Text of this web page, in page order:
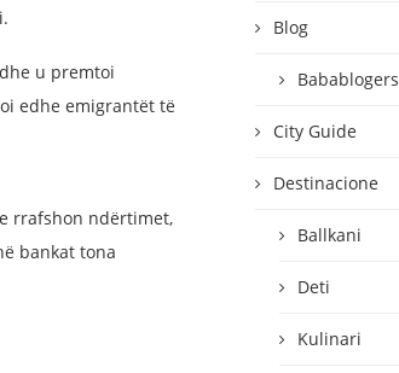
u premtoi
edhe emigrantët të
rrafshon ndërtimet,
bankat tona
Blog
Babablogers
City Guide
Destinacione
Ballkani
Deti
Kulinari